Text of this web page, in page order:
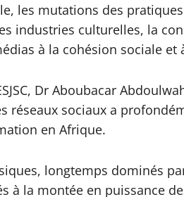
les mutations des
industries culturelles, la
à la cohésion sociale et
Dr Aboubacar
réseaux sociaux a
en Afrique.
longtemps dominés
à la montée en puissance